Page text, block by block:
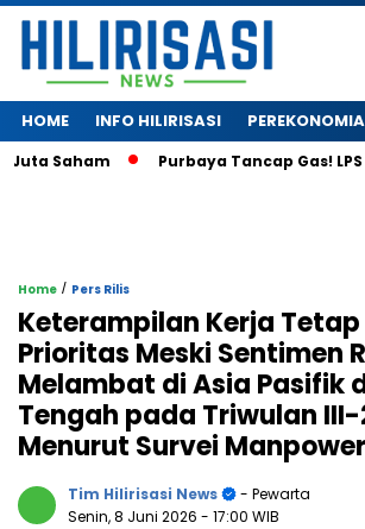
HOME INFO HILIRISASI
Saham Purbaya Tancap Gas! LPS
Home / Pers Rilis
Keterampilan Kerja
Prioritas Meski Sentimen
Melambat di Asia Pasifik
Tengah pada Triwulan
Menurut Survei
Tim Hilirisasi News
- Pewarta
Senin, 8 Juni 2026 - 17:00 WIB